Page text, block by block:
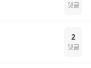
댓글
2
댓글